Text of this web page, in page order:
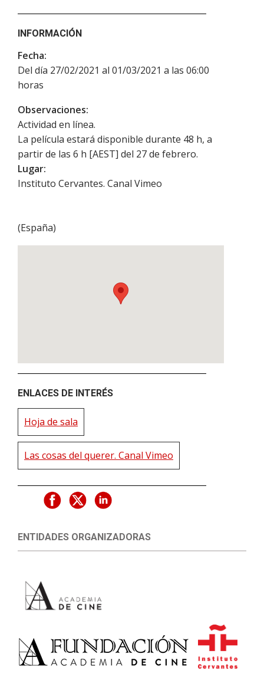
INFORMACIÓN
Fecha:
Del día 27/02/2021 al 01/03/2021 a las 06:00
horas
Observaciones:
Actividad en línea.
La película estará disponible durante 48 h, a
partir de las 6 h [AEST] del 27 de febrero.
Lugar:
Instituto Cervantes. Canal Vimeo
(España)
ENLACES DE INTERÉS
Hoja de sala
Las cosas del querer. Canal Vimeo
ENTIDADES ORGANIZADORAS